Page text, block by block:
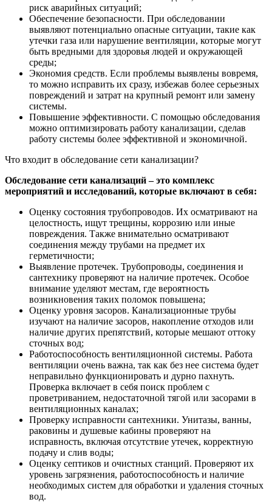
риск аварийных ситуаций;
Обеспечение безопасности. При обследовании
выявляют потенциально опасные ситуации, такие как
утечки газа или нарушение вентиляции, которые могут
быть вредными для здоровья людей и окружающей
среды;
Экономия средств. Если проблемы выявлены вовремя,
то можно исправить их сразу, избежав более серьезных
повреждений и затрат на крупный ремонт или замену
системы.
Повышение эффективности. С помощью обследования
можно оптимизировать работу канализации, сделав
работу системы более эффективной и экономичной.
Что входит в обследование сети канализации?
Обследование сети канализаций – это комплекс
мероприятий и исследований, которые включают в себя:
Оценку состояния трубопроводов. Их осматривают на
целостность, ищут трещины, коррозию или иные
повреждения. Также внимательно осматривают
соединения между трубами на предмет их
герметичности;
Выявление протечек. Трубопроводы, соединения и
сантехнику проверяют на наличие протечек. Особое
внимание уделяют местам, где вероятность
возникновения таких поломок повышена;
Оценку уровня засоров. Канализационные трубы
изучают на наличие засоров, накопление отходов или
наличие других препятствий, которые мешают оттоку
сточных вод;
Работоспособность вентиляционной системы. Работа
вентиляции очень важна, так как без нее система будет
неправильно функционировать и дурно пахнуть.
Проверка включает в себя поиск проблем с
проветриванием, недостаточной тягой или засорами в
вентиляционных каналах;
Проверку исправности сантехники. Унитазы, ванны,
раковины и душевые кабины проверяют на
исправность, включая отсутствие утечек, корректную
подачу и слив воды;
Оценку септиков и очистных станций. Проверяют их
уровень загрязнения, работоспособность и наличие
необходимых систем для обработки и удаления сточных
вод.